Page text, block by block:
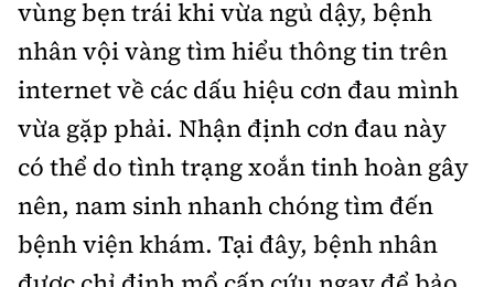
Tổng biên tập:Nguyễn Thị Hồng Nga
Phó Tổng biên tập: Nguyễn Sơn Tùng,
Nguyễn Đức Thắng, La Đức Hùng
Hotline:
0901 514 799
Quảng cáo và Phát hành:
Email:
bandoc@baoxaydung.vn
Cấm sao chép dưới mọi hình thức nếu không có sự
chấp thuận bằng văn bản.
vùng bẹn trái khi vừa ngủ dậy, bệnh
nhân vội vàng tìm hiểu thông tin trên
internet về các dấu hiệu cơn đau mình
vừa gặp phải. Nhận định cơn đau này
có thể do tình trạng xoắn tinh hoàn gây
nên, nam sinh nhanh chóng tìm đến
bệnh viện khám. Tại đây, bệnh nhân